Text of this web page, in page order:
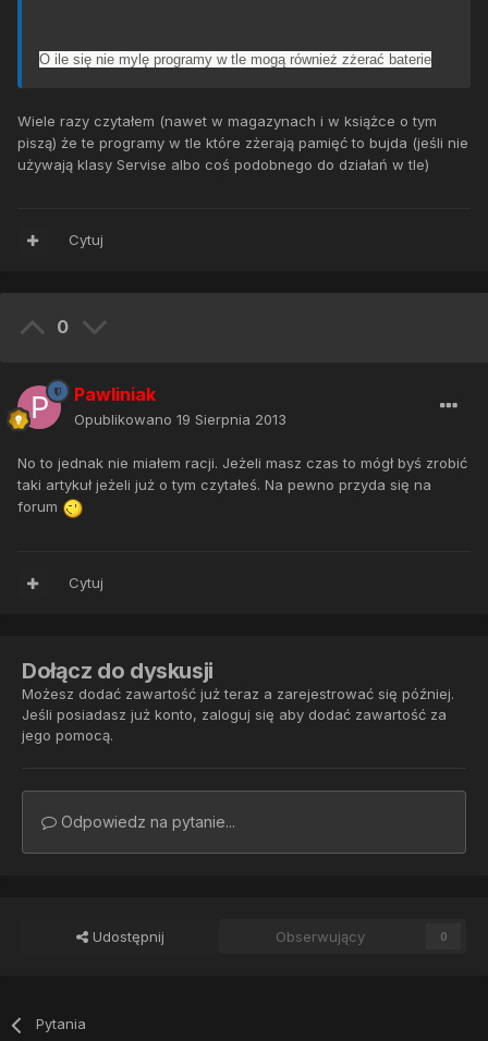
O ile się nie mylę programy w tle mogą również zżerać baterie
Wiele razy czytałem (nawet w magazynach i w książce o tym
piszą) że te programy w tle które zżerają pamięć to bujda (jeśli nie
używają klasy Servise albo coś podobnego do działań w tle)
Cytuj
0
Pawliniak
Opublikowano 19 Sierpnia 2013
No to jednak nie miałem racji. Jeżeli masz czas to mógł byś zrobić
taki artykuł jeżeli już o tym czytałeś. Na pewno przyda się na
forum
Cytuj
Dołącz do dyskusji
Możesz dodać zawartość już teraz a zarejestrować się później.
Jeśli posiadasz już konto, zaloguj się aby dodać zawartość za
jego pomocą.
Odpowiedz na pytanie...
Udostępnij Obserwujący 0
Pytania